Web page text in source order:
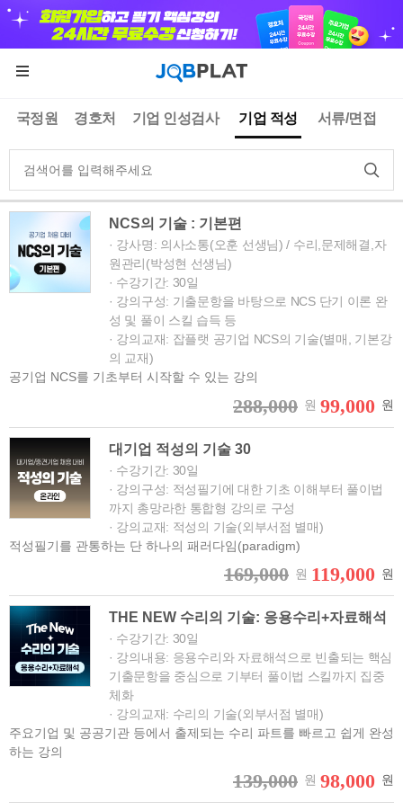
국정원 경호처 기업 인성검사 기업 적성 서류/면접
NCS의 기술 : 기본편
· 강사명: 의사소통(오훈 선생님) / 수리,문제해결,자
원관리(박성현 선생님)
· 수강기간: 30일
· 강의구성: 기출문항을 바탕으로 NCS 단기 이론 완
성 및 풀이 스킬 습득 등
· 강의교재: 잡플랫 공기업 NCS의 기술(별매, 기본강
의 교재)
공기업 NCS를 기초부터 시작할 수 있는 강의
288,000 원 99,000 원
대기업 적성의 기술 30
· 수강기간: 30일
· 강의구성: 적성필기에 대한 기초 이해부터 풀이법
까지 총망라한 통합형 강의로 구성
· 강의교재: 적성의 기술(외부서점 별매)
적성필기를 관통하는 단 하나의 패러다임(paradigm)
169,000 원 119,000 원
THE NEW 수리의 기술: 응용수리+자료해석
· 수강기간: 30일
· 강의내용: 응용수리와 자료해석으로 빈출되는 핵심
기출문항을 중심으로 기부터 풀이법 스킬까지 집중
체화
· 강의교재: 수리의 기술(외부서점 별매)
주요기업 및 공공기관 등에서 출제되는 수리 파트를 빠르고 쉽게 완성
하는 강의
139,000 원 98,000 원